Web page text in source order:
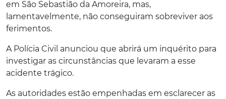
em São Sebastião da Amoreira, mas,
lamentavelmente, não conseguiram sobreviver aos
ferimentos.
A Polícia Civil anunciou que abrirá um inquérito para
investigar as circunstâncias que levaram a esse
acidente trágico.
As autoridades estão empenhadas em esclarecer as